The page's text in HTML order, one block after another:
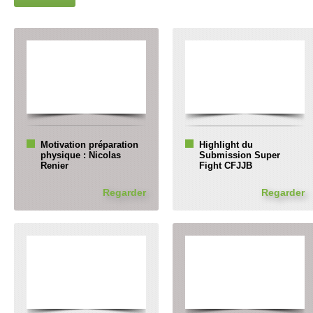
Motivation préparation
physique : Nicolas
Renier
Regarder
Highlight du
Submission Super
Fight CFJJB
Regarder